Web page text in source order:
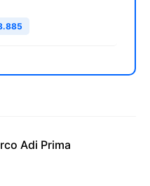
Adi Prima